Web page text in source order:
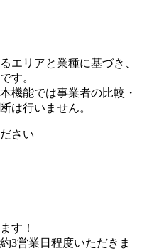
エリアと業種に基づき、
す。
機能では事業者の比較・
は行いません。
さい
す！
3営業日程度いただきま